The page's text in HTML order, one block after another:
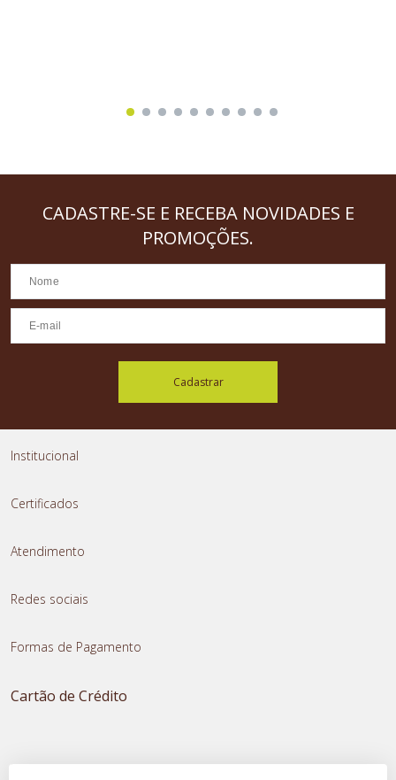
CADASTRE-SE E RECEBA NOVIDADES E
PROMOÇÕES.
Cadastrar
Institucional
Certificados
Atendimento
Redes sociais
Formas de Pagamento
Cartão de Crédito
Transferência Instantânea